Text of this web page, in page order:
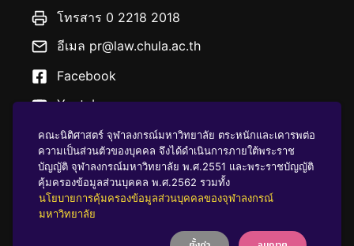
โทรสาร 0 2218 2018
อีเมล pr@law.chula.ac.th
Facebook
Youtube
นโยบายคุ้มครองข้อมูลส่วนบุคคล
คณะนิติศาสตร์ จุฬาลงกรณ์มหาวิทยาลัย ตระหนักและเคารพต่อ
ความเป็นส่วนตัวของบุคคล จึงได้ดำเนินการภายใต้พระราช
บัญญัติ จุฬาลงกรณ์มหาวิทยาลัย พ.ศ.2551 และพระราชบัญญัติ
คุ้มครองข้อมูลส่วนบุคคล พ.ศ.2562 รวมทั้ง
นโยบายการคุ้มครองข้อมูลส่วนบุคคลของจุฬาลงกรณ์
มหาวิทยาลัย